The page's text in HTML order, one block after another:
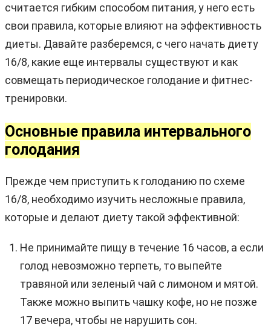
считается гибким способом питания, у него есть
свои правила, которые влияют на эффективность
диеты. Давайте разберемся, с чего начать диету
16/8, какие еще интервалы существуют и как
совмещать периодическое голодание и фитнес-
тренировки.
Основные правила интервального
голодания
Прежде чем приступить к голоданию по схеме
16/8, необходимо изучить несложные правила,
которые и делают диету такой эффективной:
Не принимайте пищу в течение 16 часов, а если
голод невозможно терпеть, то выпейте
травяной или зеленый чай с лимоном и мятой.
Также можно выпить чашку кофе, но не позже
17 вечера, чтобы не нарушить сон.